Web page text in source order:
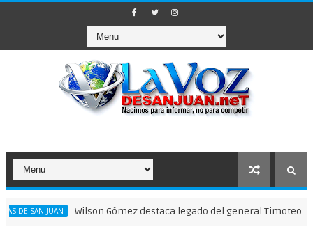
Wilson Gómez destaca legado del general Timoteo Ogando en